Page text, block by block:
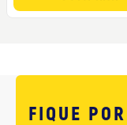
FIQUE